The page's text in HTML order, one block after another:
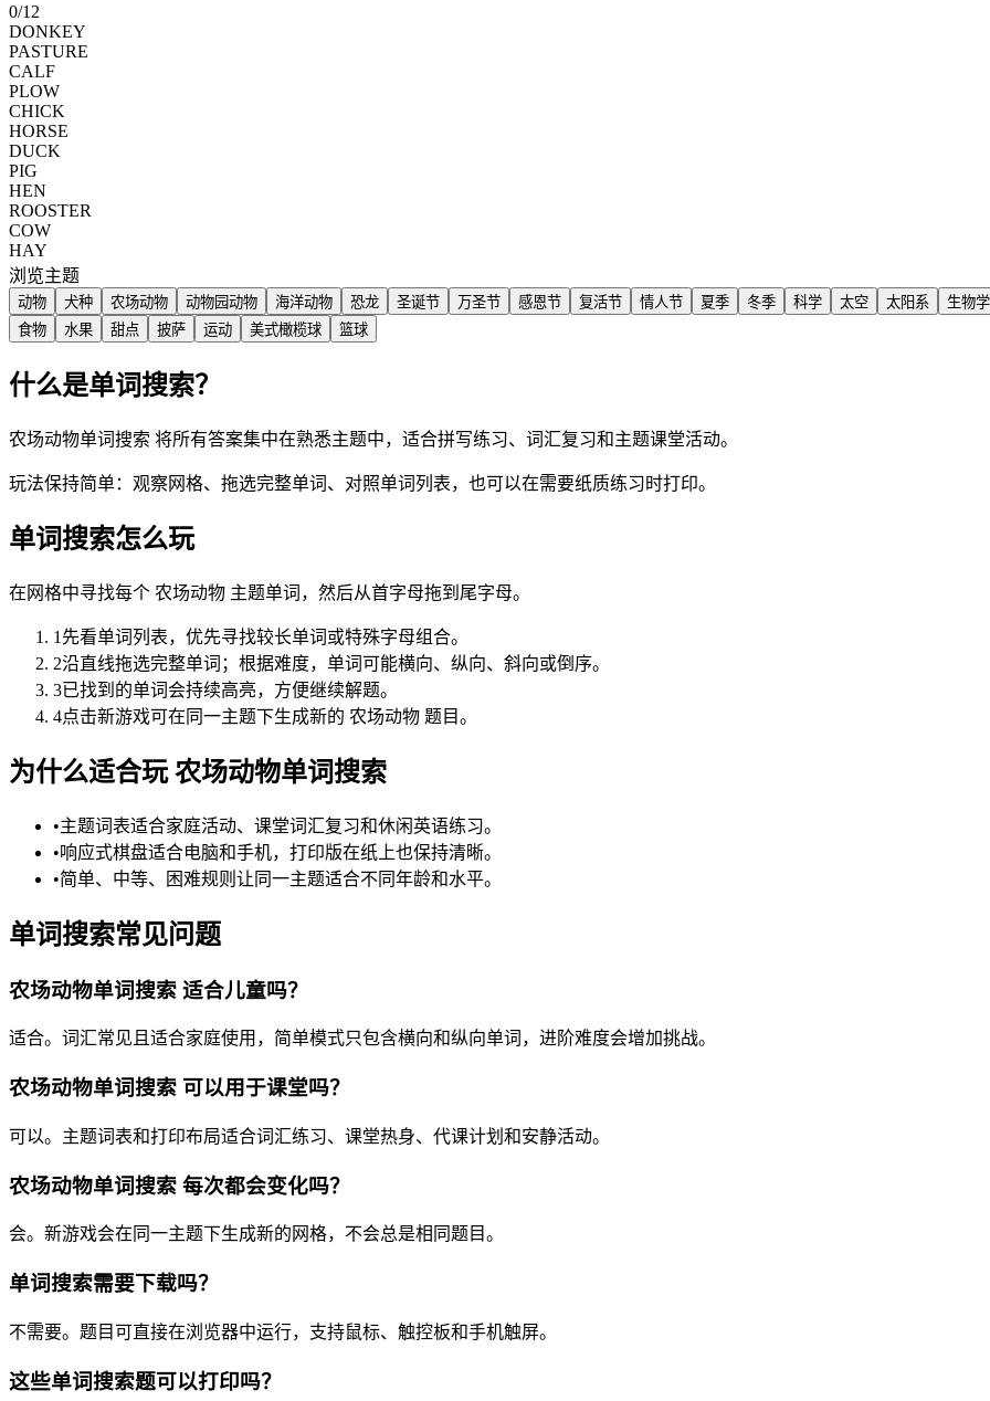
0/12
DONKEY
PASTURE
CALF
PLOW
CHICK
HORSE
DUCK
PIG
HEN
ROOSTER
COW
HAY
浏览主题
动物 犬种 农场动物 动物园动物 海洋动物 恐龙 圣诞节 万圣节 感恩节 复活节 情人节 夏季 冬季 科学 太空 太阳系 生物学
食物
水果 甜点 披萨 运动 美式橄榄球 篮球
什么是单词搜索？
农场动物单词搜索 将所有答案集中在熟悉主题中，适合拼写练习、词汇复习和主题课堂活动。
玩法保持简单：观察网格、拖选完整单词、对照单词列表，也可以在需要纸质练习时打印。
单词搜索怎么玩
在网格中寻找每个 农场动物 主题单词，然后从首字母拖到尾字母。
1 先看单词列表，优先寻找较长单词或特殊字母组合。
2沿直线拖选完整单词；根据难度，单词可能横向、纵向、斜向或倒序。
3已找到的单词会持续高亮，方便继续解题。
4点击新游戏可在同一主题下生成新的 农场动物 题目。
为什么适合玩 农场动物单词搜索
•主题词表适合家庭活动、课堂词汇复习和休闲英语练习。
•响应式棋盘适合电脑和手机，打印版在纸上也保持清晰。
•简单、中等、困难规则让同一主题适合不同年龄和水平。
单词搜索常见问题
农场动物单词搜索 适合儿童吗？
适合。词汇常见且适合家庭使用，简单模式只包含横向和纵向单词，进阶难度会增加挑战。
农场动物单词搜索 可以用于课堂吗？
可以。主题词表和打印布局适合词汇练习、课堂热身、代课计划和安静活动。
农场动物单词搜索 每次都会变化吗？
会。新游戏会在同一主题下生成新的网格，不会总是相同题目。
单词搜索需要下载吗？
不需要。题目可直接在浏览器中运行，支持鼠标、触控板和手机触屏。
这些单词搜索题可以打印吗？